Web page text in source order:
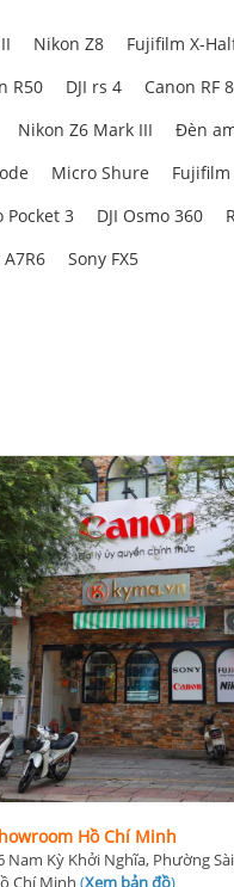
Nikon Z8 Fujifilm X-
R50 DJI rs 4 Canon RF
Nikon Z6 Mark III Đèn
Micro Shure
Pocket 3 DJI Osmo 360
Sony FX5
Hồ Chí Minh
Nam Kỳ Khởi Nghĩa, Phường
Chí Minh(Xem bản đồ)